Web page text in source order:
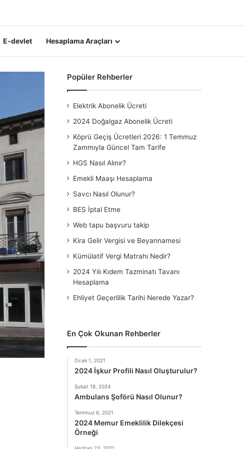
E-devlet Hesaplama Araçları
Popüler Rehberler
Elektrik Abonelik Ücreti
2024 Doğalgaz Abonelik Ücreti
Köprü Geçiş Ücretleri 2026: 1 Temmuz
Zammıyla Güncel Tam Tarife
HGS Nasıl Alınır?
Emekli Maaşı Hesaplama
Savcı Nasıl Olunur?
BES İptal Etme
Web tapu başvuru takip
Kira Gelir Vergisi ve Beyannamesi
Kümülatif Vergi Matrahı Nedir?
2024 Yılı Kıdem Tazminatı Tavanı
Hesaplama
Ehliyet Geçerlilik Tarihi Nerede Yazar?
En Çok Okunan Rehberler
Ocak 1, 2021
2024 İşkur Profili Nasıl Oluşturulur?
Şubat 18, 2024
Ambulans Şoförü Nasıl Olunur?
Temmuz 6, 2021
2024 Memur Emeklilik Dilekçesi
Örneği